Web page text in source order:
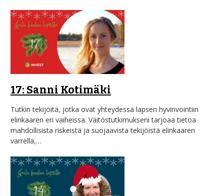
17: Sanni Kotimäki
Tutkin tekijöitä, jotka ovat yhteydessä lapsen hyvinvointiin
elinkaaren eri vaiheissa. Väitöstutkimukseni tarjoaa tietoa
mahdollisista riskeistä ja suojaavista tekijöistä elinkaaren
varrella,…